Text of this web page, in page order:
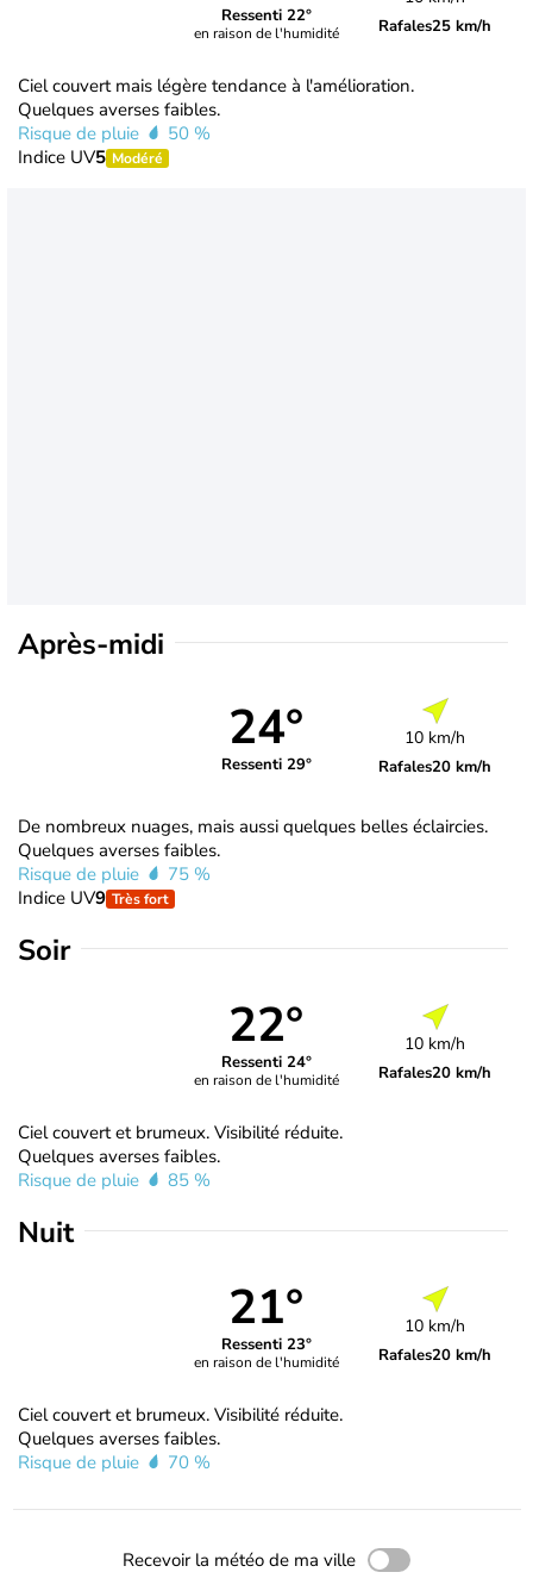
Ressenti 22°
en raison de l'humidité Rafales25 km/h
Ciel couvert mais légère tendance à l'amélioration.
Quelques averses faibles.
Risque de pluie
50 %
Indice UV5 Modéré
Après-midi
24°
Ressenti 29°
10 km/h
Rafales20 km/h
De nombreux nuages, mais aussi quelques belles éclaircies.
Quelques averses faibles.
Risque de pluie
75 %
Indice UV9 Très fort
Soir
22°
Ressenti 24°
en raison de l'humidité
10 km/h
Rafales20 km/h
Ciel couvert et brumeux. Visibilité réduite.
Quelques averses faibles.
Risque de pluie
85 %
Nuit
21°
Ressenti 23°
en raison de l'humidité
10 km/h
Rafales20 km/h
Ciel couvert et brumeux. Visibilité réduite.
Quelques averses faibles.
Risque de pluie
70 %
Recevoir la météo de ma ville